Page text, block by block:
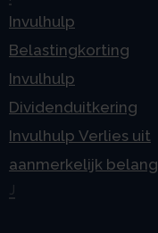
Invulhulp
Belastingkorting
Invulhulp
Dividenduitkering
Invulhulp Verlies uit
aanmerkelijk belang